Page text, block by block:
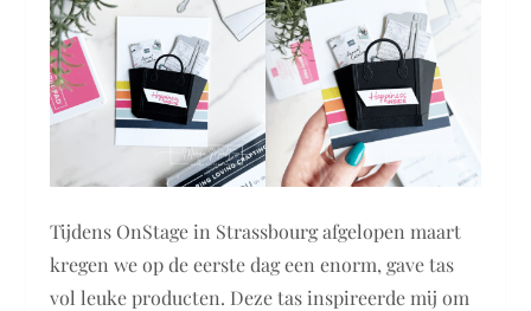
Tijdens OnStage in Strassbourg afgelopen maart
kregen we op de eerste dag een enorm, gave tas
vol leuke producten. Deze tas inspireerde mij om